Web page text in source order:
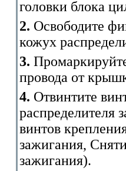
головки блока
2. Освободите
кожух
3.
провода от
4. Отвинтите
распределителя
винтов
зажигания,
зажигания).